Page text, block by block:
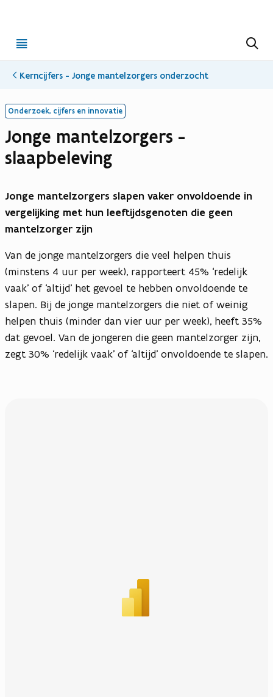
menu
Kerncijfers - Jonge mantelzorgers onderzocht
Onderzoek, cijfers en innovatie
Jonge mantelzorgers -
slaapbeleving
Jonge mantelzorgers slapen vaker onvoldoende in
vergelijking met hun leeftijdsgenoten die geen
mantelzorger zijn
Van de jonge mantelzorgers die veel helpen thuis
(minstens 4 uur per week), rapporteert 45% ‘redelijk
vaak’ of ‘altijd’ het gevoel te hebben onvoldoende te
slapen. Bij de jonge mantelzorgers die niet of weinig
helpen thuis (minder dan vier uur per week), heeft 35%
dat gevoel. Van de jongeren die geen mantelzorger zijn,
zegt 30% ‘redelijk vaak’ of ‘altijd’ onvoldoende te slapen.